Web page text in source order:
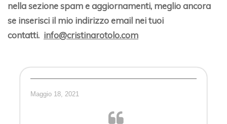
nella sezione spam e aggiornamenti, meglio ancora
se inserisci il mio indirizzo email nei tuoi
contatti. info@cristinarotolo.com
Maggio 18, 2021